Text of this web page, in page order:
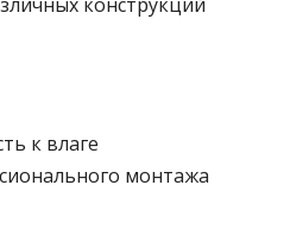
к влаге
монтажа